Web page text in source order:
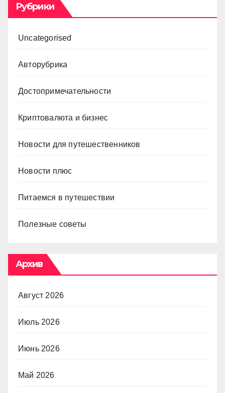
Рубрики
Uncategorised
Авторубрика
Достопримечательности
Криптовалюта и бизнес
Новости для путешественников
Новости плюс
Питаемся в путешествии
Полезные советы
Архив
Август 2026
Июль 2026
Июнь 2026
Май 2026